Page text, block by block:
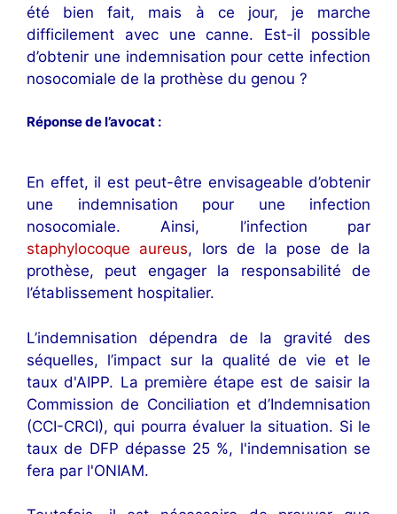
été bien fait, mais à ce jour, je marche
difficilement avec une canne. Est-il possible
d’obtenir une indemnisation pour cette infection
nosocomiale de la prothèse du genou ?
Réponse de l’avocat :
En effet, il est peut-être envisageable d’obtenir
une indemnisation pour une infection
nosocomiale. Ainsi, l’infection par
staphylocoque aureus, lors de la pose de la
prothèse, peut engager la responsabilité de
l’établissement hospitalier.
L’indemnisation dépendra de la gravité des
séquelles, l’impact sur la qualité de vie et le
taux d'AIPP. La première étape est de saisir la
Commission de Conciliation et d’Indemnisation
(CCI-CRCI), qui pourra évaluer la situation. Si le
taux de DFP dépasse 25 %, l'indemnisation se
fera par l'ONIAM.